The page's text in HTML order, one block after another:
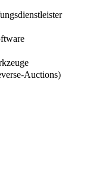
Auctions)